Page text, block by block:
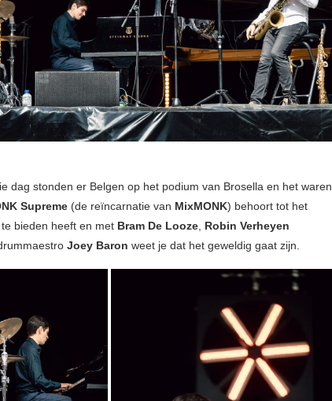
dag stonden er Belgen op het podium van Brosella en het waren
Supreme (de reïncarnatie van MixMONK) behoort tot het
bieden heeft en met Bram De Looze, Robin Verheyen
Joey Baron weet je dat het geweldig gaat zijn.